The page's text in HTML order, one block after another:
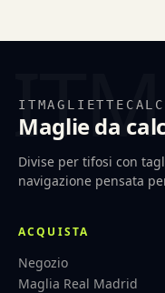
Maglie da
Divise per tifosi con
navigazione pensata
ACQUISTA
Negozio
Maglia Real Madrid